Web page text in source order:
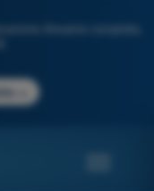
d'esame completa,